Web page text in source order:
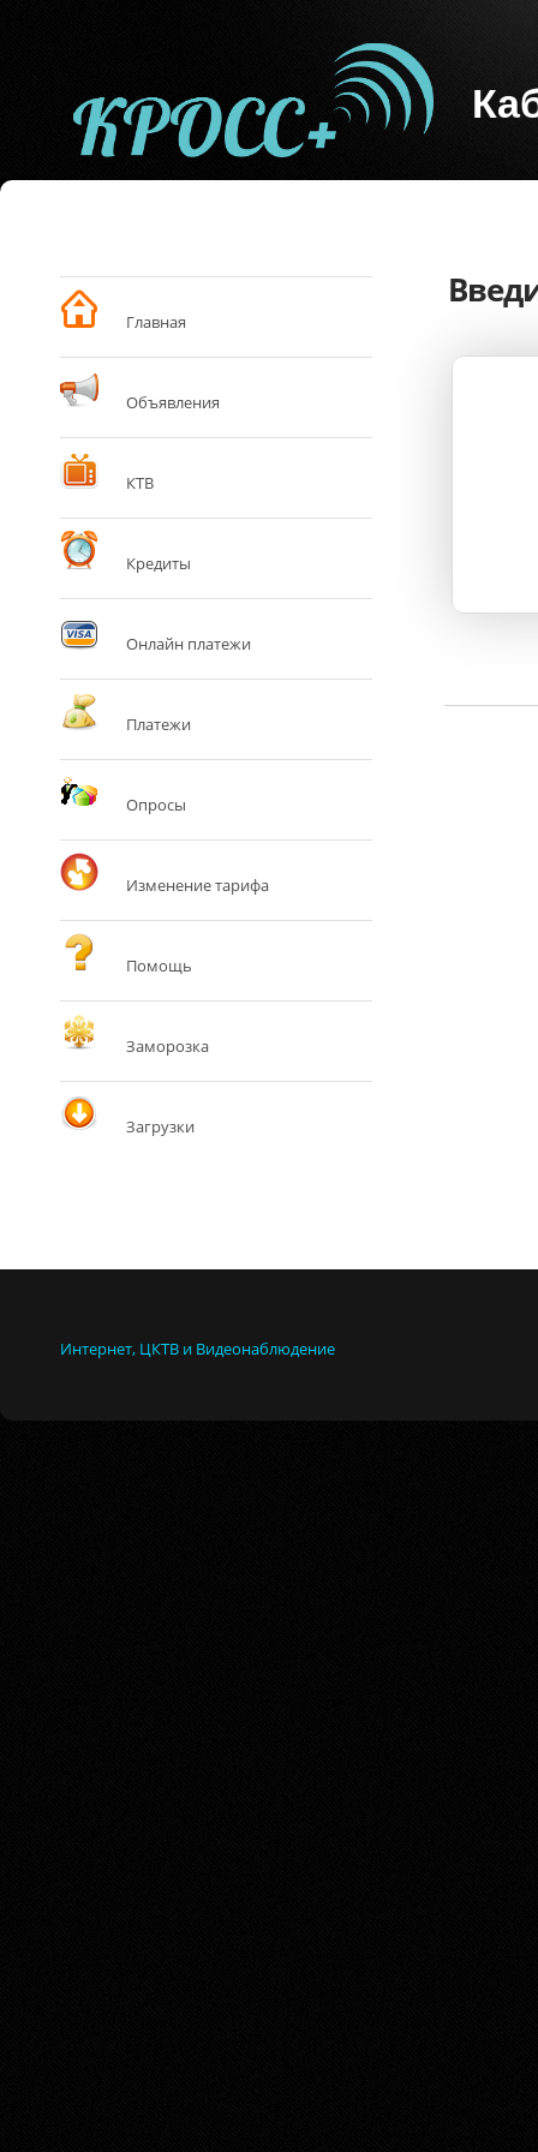
Главная
Объявления
КТВ
Кредиты
Онлайн платежи
Платежи
Опросы
Изменение тарифа
Помощь
Заморозка
Загрузки
Интернет, ЦКТВ и Видеонаблюдение